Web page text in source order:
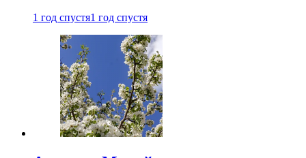
1 год спустя1 год спустя